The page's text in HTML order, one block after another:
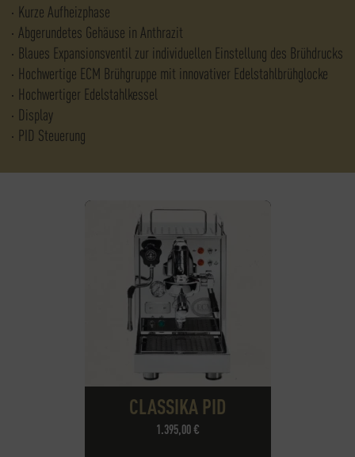
Kurze Aufheizphase
Abgerundetes Gehäuse in Anthrazit
Blaues Expansionsventil zur individuellen Einstellung des Brühdrucks
Hochwertige ECM Brühgruppe mit innovativer Edelstahlbrühglocke
Hochwertiger Edelstahlkessel
Display
PID Steuerung
CLASSIKA PID
1.395,00€